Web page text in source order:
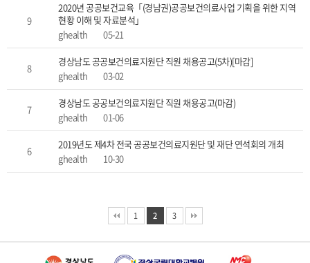
9
2020년 공공보건교육「(경남권)공공보건의료사업 기획을 위한 지역
현황 이해 및 자료분석」
ghealth
05-21
8
경상남도 공공보건의료지원단 직원 채용공고(5차)[마감]
ghealth
03-02
7
경상남도 공공보건의료지원단 직원 채용공고(마감)
ghealth
01-06
6
2019년도 제4차 전국 공공보건의료지원단 및 재단 연석회의 개최
ghealth
10-30
1 2 3